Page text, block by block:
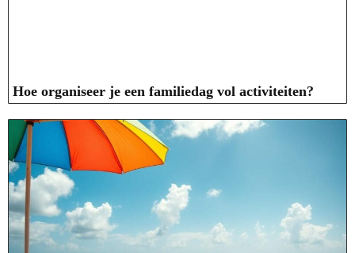
Hoe organiseer je een familiedag vol activiteiten?